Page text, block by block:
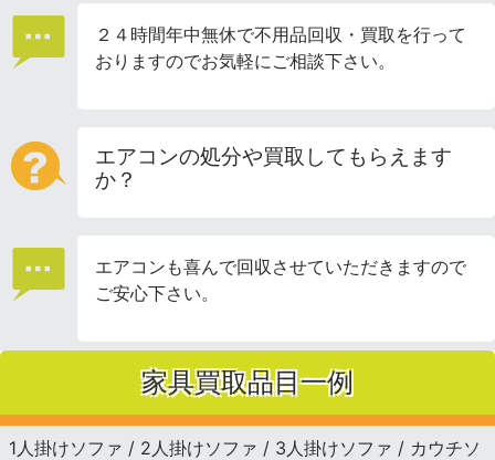
２４時間年中無休で不用品回収・買取を行って
おりますのでお気軽にご相談下さい。
エアコンの処分や買取してもらえます
か？
エアコンも喜んで回収させていただきますので
ご安心下さい。
家具買取品目一例
1人掛けソファ / 2人掛けソファ / 3人掛けソファ / カウチソ